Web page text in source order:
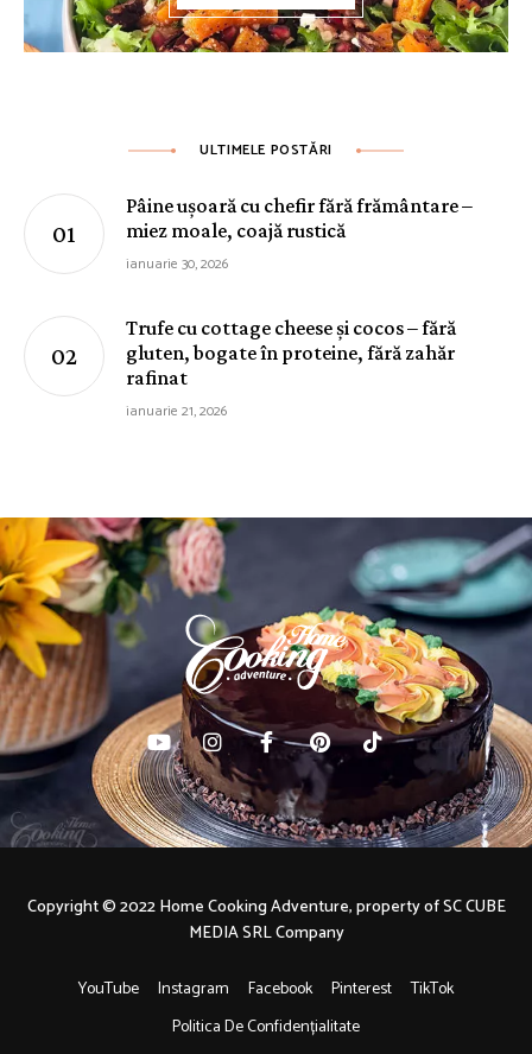
ULTIMELE POSTĂRI
Pâine ușoară cu chefir fără frământare –
miez moale, coajă rustică
ianuarie 30, 2026
Trufe cu cottage cheese și cocos – fără
gluten, bogate în proteine, fără zahăr
rafinat
ianuarie 21, 2026
YouTube Instagram Facebook Pinterest
TikTok
Politica De Confidențialitate
Copyright © 2022 Home Cooking Adventure, property of SC CUBE
MEDIA SRL Company